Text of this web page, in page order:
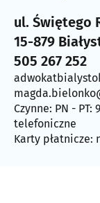
ul. Świętego
15-879
505 267 252
Czynne: PN - PT:
telefoniczne
Karty płatnicze: